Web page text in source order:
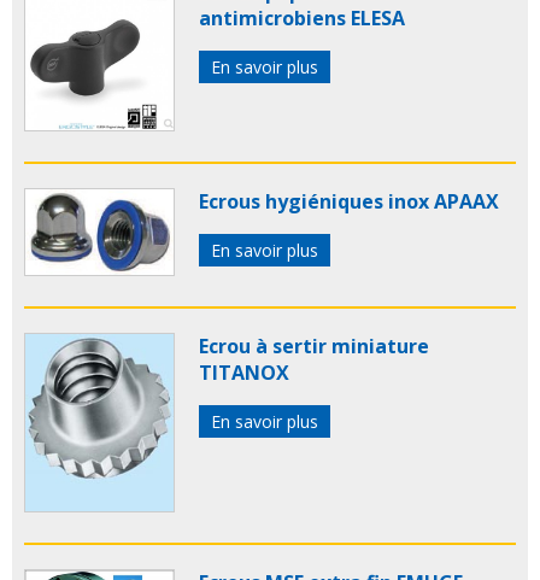
antimicrobiens ELESA
En savoir plus
Ecrous hygiéniques inox APAAX
En savoir plus
Ecrou à sertir miniature
TITANOX
En savoir plus